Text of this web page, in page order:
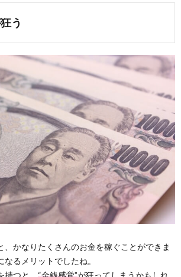
う
、かなりたくさんのお金を稼ぐことができま
るメリットでしたね。
つと、 “金銭感覚”が狂ってしまうかもしれ